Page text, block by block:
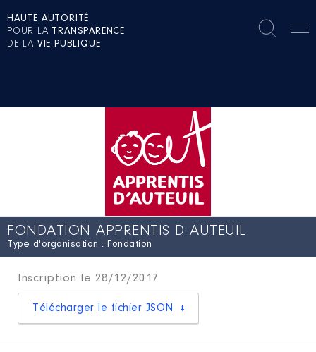
HAUTE AUTORITÉ
POUR LA TRANSPARENCE
DE LA VIE PUBLIQUE
FONDATION APPRENTIS D AUTEUIL
Type d'organisation : Fondation
Inscription le 28/12/2017
Télécharger le fichier JSON